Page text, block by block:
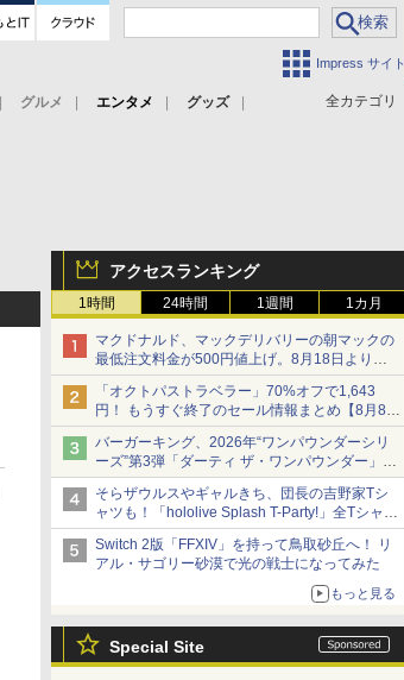
Impress サイト
全カテゴリ
グルメ エンタメ
グッズ
アクセスランキング
1時間 24時間 1週間 1カ月
マクドナルド、マックデリバリーの朝マックの
最低注文料金が500円値上げ。8月18日より
1,500円から受付
「オクトパストラベラー」70%オフで1,643
円！ もうすぐ終了のセール情報まとめ【8月8日
更新】
ニンテンドーeショップでは「大神 絶景版」が
67%オフで990円
バーガーキング、2026年“ワンパウンダーシリ
ーズ”第3弾「ダーティ ザ・ワンパウンダー」を
8月7日発売
「特製ガーリックマヨソース」を使用した超大
型チーズバーガー
そらザウルスやギャルきち、団長の吉野家Tシ
ャツも！「hololive Splash T-Party!」全Tシャツ
ラインナップ公開＆オンライン販売開始
Switch 2版「FFXIV」を持って鳥取砂丘へ！ リ
アル・サゴリー砂漠で光の戦士になってみた
もっと見る
Special Site